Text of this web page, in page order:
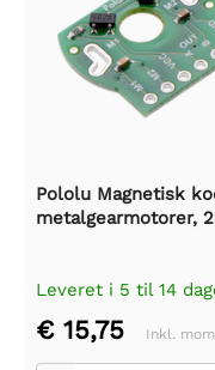
Pololu Magnetisk
metalgearmotorer,
Leveret i 5 til 14
€ 15,75 Inkl.